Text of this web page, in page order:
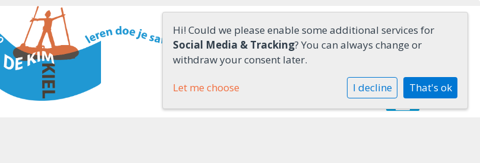
Hi! Could we please enable some additional services for
Social Media & Tracking? You can always change or
withdraw your consent later.
Let me choose I decline That's ok